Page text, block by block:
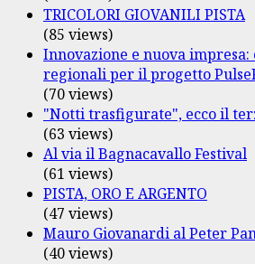
TRICOLORI GIOVANILI PISTA
(85 views)
Innovazione e nuova
regionali per il progetto
(70 views)
"Notti trasfigurate", ecco il
(63 views)
Al via il Bagnacavallo Festival
(61 views)
PISTA, ORO E ARGENTO
(47 views)
Mauro Giovanardi al Peter
(40 views)